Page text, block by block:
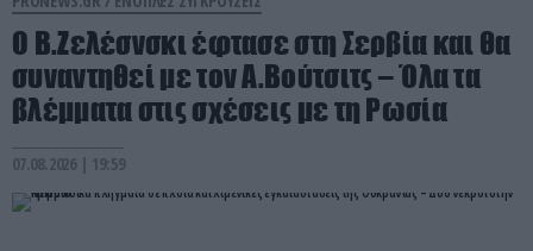
Ο Β.Ζελέσνσκι έφτασε στη Σερβία και θα
συναντηθεί με τον Α.Βούτσιτς – Όλα τα
βλέμματα στις σχέσεις με τη Ρωσία
07.08.2026 | 19:59